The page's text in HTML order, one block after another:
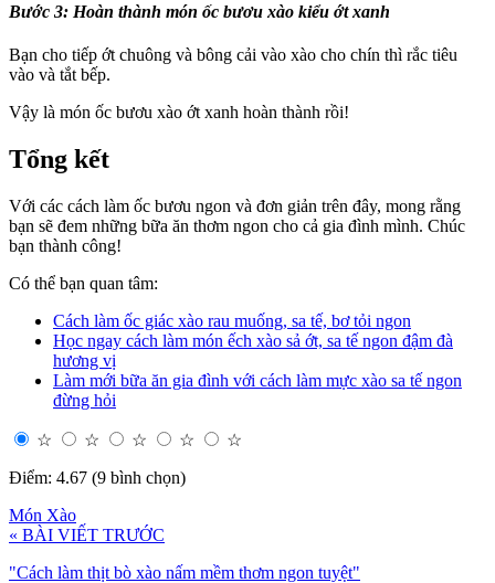
Bước 3: Hoàn thành món ốc bươu xào kiểu ớt xanh
Bạn cho tiếp ớt chuông và bông cải vào xào cho chín thì rắc tiêu
vào và tắt bếp.
Vậy là món ốc bươu xào ớt xanh hoàn thành rồi!
Tổng kết
Với các cách làm ốc bươu ngon và đơn giản trên đây, mong rằng
bạn sẽ đem những bữa ăn thơm ngon cho cả gia đình mình. Chúc
bạn thành công!
Có thể bạn quan tâm:
Cách làm ốc giác xào rau muống, sa tế, bơ tỏi ngon
Học ngay cách làm món ếch xào sả ớt, sa tế ngon đậm đà
hương vị
Làm mới bữa ăn gia đình với cách làm mực xào sa tế ngon
đừng hỏi
☆ ☆ ☆ ☆
☆
Điểm: 4.67 (9 bình chọn)
Món Xào
« BÀI VIẾT TRƯỚC
"Cách làm thịt bò xào nấm mềm thơm ngon tuyệt"